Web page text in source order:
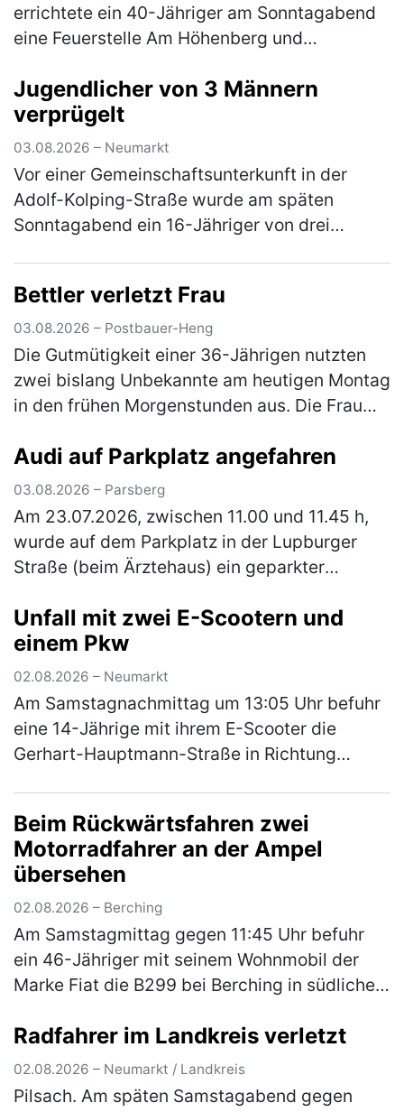
errichtete ein 40-Jähriger am Sonntagabend
eine Feuerstelle Am Höhenberg und
Feuer wieder löschen und erhält nun eine A…
(mehr)
Jugendlicher von 3 Männern
verprügelt
03.08.2026 – Neumarkt
Vor einer Gemeinschaftsunterkunft in der
Adolf-Kolping-Straße wurde am späten
Sonntagabend ein 16-Jähriger von drei
Männ…(mehr)
Bettler verletzt Frau
03.08.2026 – Postbauer-Heng
Die Gutmütigkeit einer 36-Jährigen nutzten
zwei bislang Unbekannte am heutigen Montag
in den frühen Morgenstunden aus. Die Frau
unterwegs, als sie einen Man…(mehr)
Audi auf Parkplatz angefahren
03.08.2026 – Parsberg
Am 23.07.2026, zwischen 11.00 und 11.45 h,
wurde auf dem Parkplatz in der Lupburger
Straße (beim Ärztehaus) ein geparkter
wurde vorne links (Kotflügel und Stoßs…
(mehr)
Unfall mit zwei E-Scootern und
einem Pkw
02.08.2026 – Neumarkt
Am Samstagnachmittag um 13:05 Uhr befuhr
eine 14-Jährige mit ihrem E-Scooter die
Gerhart-Hauptmann-Straße in Richtung
Scoote…(mehr)
Beim Rückwärtsfahren zwei
Motorradfahrer an der Ampel
übersehen
02.08.2026 – Berching
Am Samstagmittag gegen 11:45 Uhr befuhr
ein 46-Jähriger mit seinem Wohnmobil der
Marke Fiat die B299 bei Berching in südliche
ordnete er sich versehentlich an d…(mehr)
Radfahrer im Landkreis verletzt
02.08.2026 – Neumarkt / Landkreis
Pilsach. Am späten Samstagabend gegen